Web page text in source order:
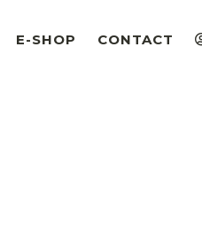
E-SHOP CONTACT